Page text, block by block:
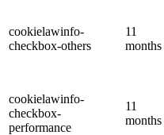
cookielawinfo-
checkbox-others
11
months
cookielawinfo-
checkbox-
performance
11
months